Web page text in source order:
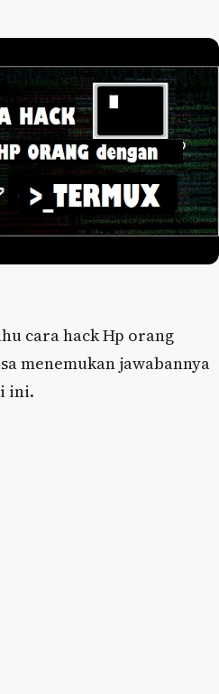
cara hack Hp orang
menemukan jawabannya
ini.